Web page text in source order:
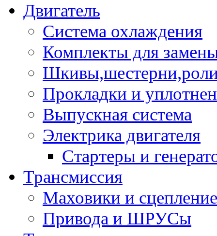
Двигатель
Система охлаждения
Комплекты для
Прокладки и
Выпускная система
Электрика двигателя
Стартеры и
Трансмиссия
Маховики и сцепление
Привода и ШРУСы